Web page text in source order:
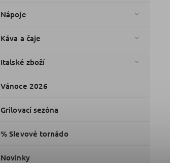
Nápoje
Káva a čaje
Italské zboží
Vánoce 2026
Grilovací sezóna
% Slevové tornádo
Novinky